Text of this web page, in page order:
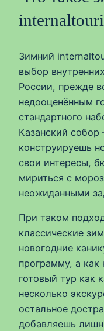
Зимний
выбор
России, прежде
недооценённым
стандартного
Казанский
конструируешь
свои интересы,
мириться с
неожиданными
При таком
классические
новогодние
программу, а
готовый тур как
несколько
остальное
добавляешь